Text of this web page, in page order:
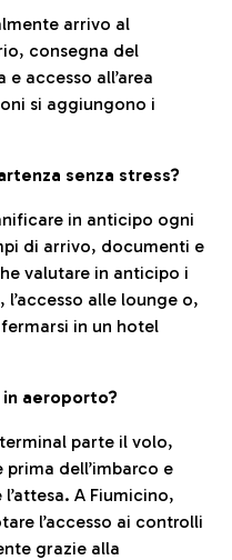
arrivo al
consegna del
accesso all’area
si aggiungono i
senza stress?
in anticipo ogni
di arrivo, documenti e
valutare in anticipo i
alle lounge o,
in un hotel
aeroporto?
parte il volo,
dell’imbarco e
A Fiumicino,
l’accesso ai controlli
grazie alla